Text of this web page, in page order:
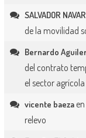
SALVADOR
de la movilidad
Bernardo
del contrato
el sector agrícola
vicente baezaen
relevo